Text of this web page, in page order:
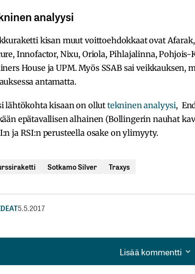
analyysi
kisan muut voittoehdokkaat ovat
Innofactor, Nixu, Oriola, Pihlajalinna,
House ja UPM. Myös SSAB sai veikkauksen,
antamatta.
lähtökohta kisaan on ollut tekninen analyysi,
epätavallisen alhainen (Bollingerin nauhat
ja RSI:n perusteella osake on ylimyyty.
Sotkamo Silver Traxys
5.5.2017
Lisää kommentti
Lisää kommentti